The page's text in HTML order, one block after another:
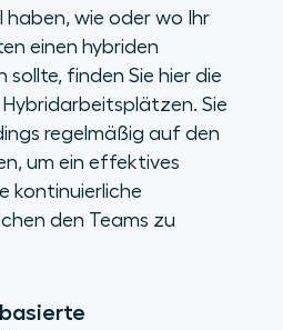
haben, wie oder wo Ihr
einen hybriden
finden Sie hier die
Sie
regelmäßig auf den
um ein effektives
kontinuierliche
den Teams zu